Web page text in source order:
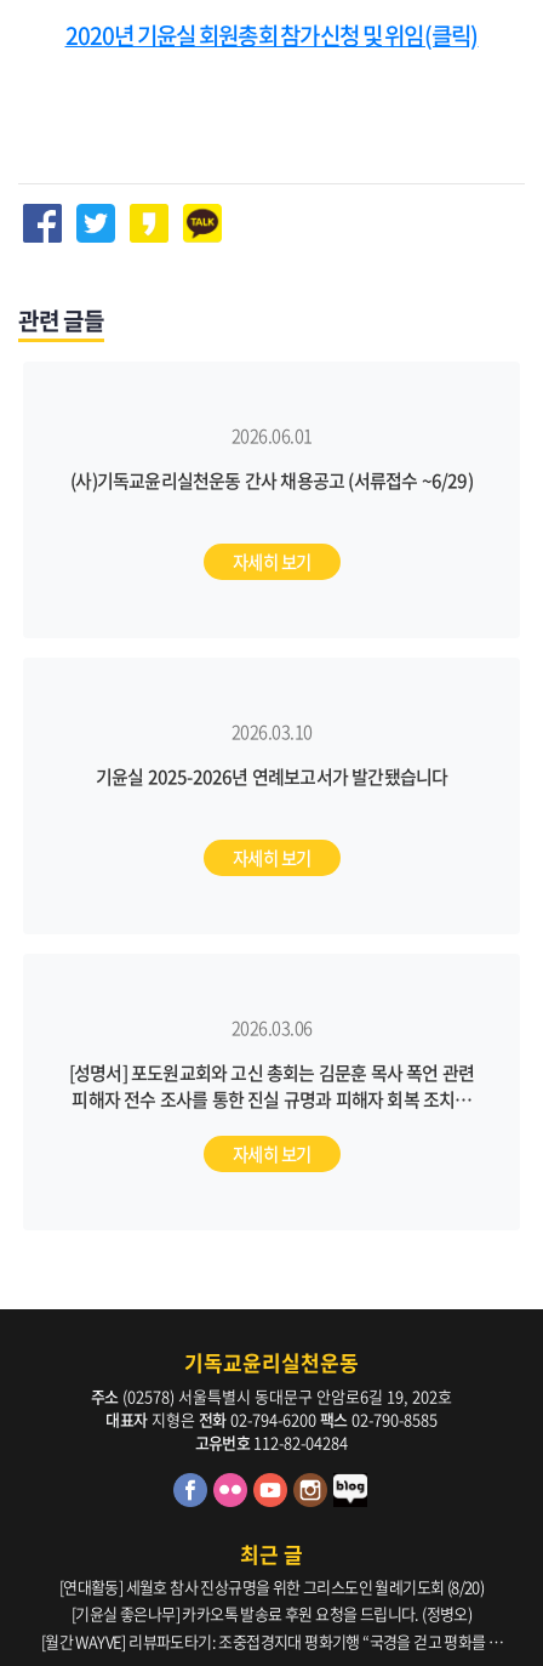
2020년 기윤실 회원총회 참가신청 및 위임(클릭)
관련 글들
2026.06.01
(사)기독교윤리실천운동 간사 채용공고 (서류접수 ~6/29)
자세히 보기
2026.03.10
기윤실 2025-2026년 연례보고서가 발간됐습니다
자세히 보기
2026.03.06
[성명서] 포도원교회와 고신 총회는 김문훈 목사 폭언 관련
피해자 전수 조사를 통한 진실 규명과 피해자 회복 조치를
자세히 보기
기독교윤리실천운동
주소 (02578) 서울특별시 동대문구 안암로6길 19, 202호
대표자지형은 전화02-794-6200팩스 02-790-8585
고유번호 112-82-04284
최근 글
[연대활동] 세월호 참사 진상규명을 위한 그리스도인 월례기도회 (8/20)
[기윤실 좋은나무] 카카오톡 발송료 후원 요청을 드립니다. (정병오)
[월간 WAYVE] 리뷰파도타기: 조중접경지대 평화기행 “국경을 걷고 평화를 생